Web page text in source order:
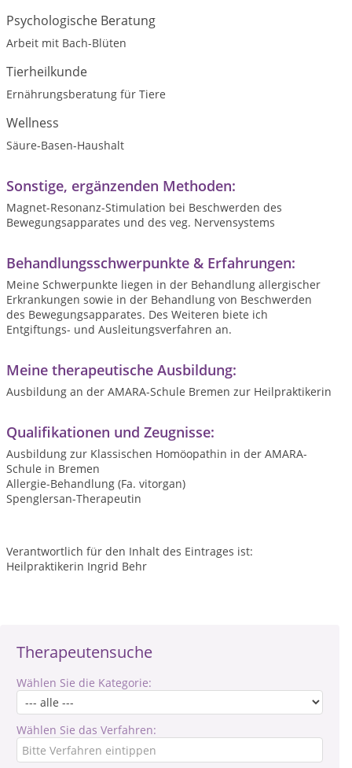
Therapeutensuche
Wählen Sie die Kategorie:
Wählen Sie das Verfahren:
Psychologische Beratung
Arbeit mit Bach-Blüten
Tierheilkunde
Ernährungsberatung für Tiere
Wellness
Säure-Basen-Haushalt
Sonstige, ergänzenden Methoden:
Magnet-Resonanz-Stimulation bei Beschwerden des
Bewegungsapparates und des veg. Nervensystems
Behandlungsschwerpunkte & Erfahrungen:
Meine Schwerpunkte liegen in der Behandlung allergischer
Erkrankungen sowie in der Behandlung von Beschwerden
des Bewegungsapparates. Des Weiteren biete ich
Entgiftungs- und Ausleitungsverfahren an.
Meine therapeutische Ausbildung:
Ausbildung an der AMARA-Schule Bremen zur Heilpraktikerin
Qualifikationen und Zeugnisse:
Ausbildung zur Klassischen Homöopathin in der AMARA-
Schule in Bremen
Allergie-Behandlung (Fa. vitorgan)
Spenglersan-Therapeutin
Verantwortlich für den Inhalt des Eintrages ist:
Heilpraktikerin Ingrid Behr